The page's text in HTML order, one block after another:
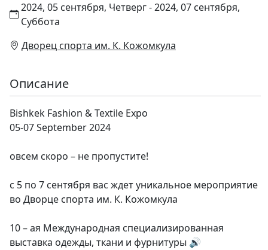
2024, 05 сентября, Четверг - 2024, 07 сентября,
Суббота
Дворец спорта им. К. Кожомкула
Описание
Bishkek Fashion & Textile Expo
05-07 September 2024
овсем скоро – не пропустите!
с 5 по 7 сентября вас ждет уникальное мероприятие
во Дворце спорта им. К. Кожомкула
10 – ая Международная специализированная
выставка одежды, ткани и фурнитуры 🔊